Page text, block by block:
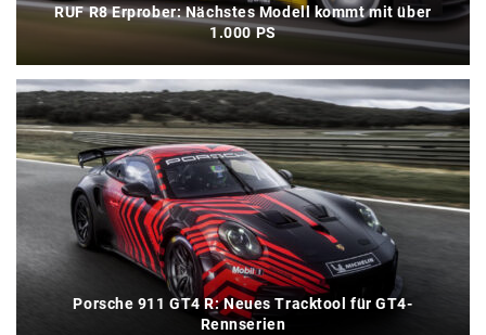
RUF R8 Erprober: Nächstes Modell kommt mit über
1.000 PS
Porsche 911 GT4 R: Neues Tracktool für GT4-
Rennserien